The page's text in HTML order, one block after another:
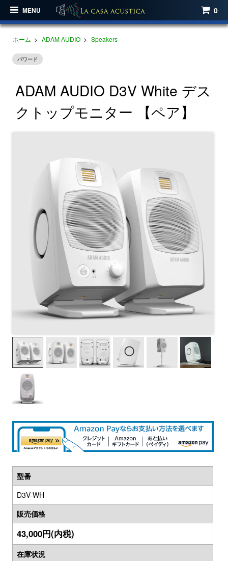
MENU 0
ホーム > ADAM AUDIO > Speakers
パワード
ADAM AUDIO D3V White デス
クトップモニター 【ペア】
型番
D3V-WH
販売価格
43,000円(内税)
在庫状況